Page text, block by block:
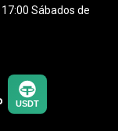
Sábados de